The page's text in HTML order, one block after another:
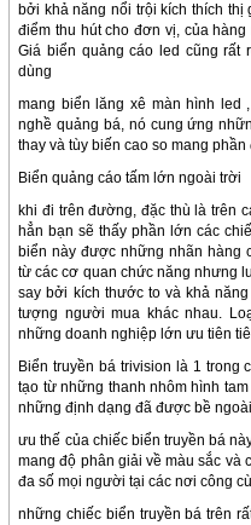
bởi khả năng nổi trội kích thích
điểm thu hút cho đơn vị, của
Giá biển quảng cáo led cũng rất
dùng
mang biển lăng xê màn hình led
nghề quảng bá, nó cung ứng
thay và tùy biến cao so mang
Biển quảng cáo tấm lớn ngoài trời
khi đi trên đường, đặc thù là trên
hẳn bạn sẽ thấy phần lớn các
biển này được những nhãn hàng
từ các cơ quan chức năng nhưng
say bởi kích thước to và khả
tượng người mua khác nhau.
những doanh nghiệp lớn ưu tiên
Biển truyền bá trivision là 1 trong
tạo từ những thanh nhôm hình
những định dạng đã được bề
ưu thế của chiếc biển truyền bá
mang độ phân giải về màu sắc và
đa số mọi người tại các nơi công
những chiếc biển truyền bá trên